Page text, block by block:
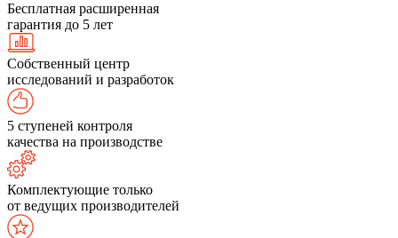
Бесплатная расширенная
гарантия до 5 лет
Собственный центр
исследований и разработок
5 ступеней контроля
качества на производстве
Комплектующие только
от ведущих производителей